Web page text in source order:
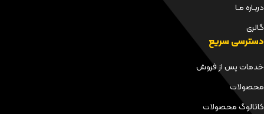
دربـاره مـا
گالری
دسترسی سریع
خدمات پس از فروش
محصولات
کاتالوگ محصولات